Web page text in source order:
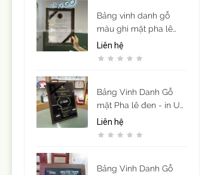
Bảng vinh danh gỗ
màu ghi mặt pha lê
acrylic sang trọng ( để
vừa giấy khen cỡ A4)
Liên hệ
Bảng Vinh Danh Gỗ
mặt Pha lê đen - in UV
nội dung theo yêu cầu
Liên hệ
Bảng Vinh Danh Gỗ